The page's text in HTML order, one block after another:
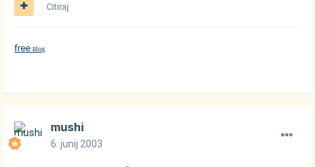
Citiraj
freeBlog
mushi
6. junij 2003